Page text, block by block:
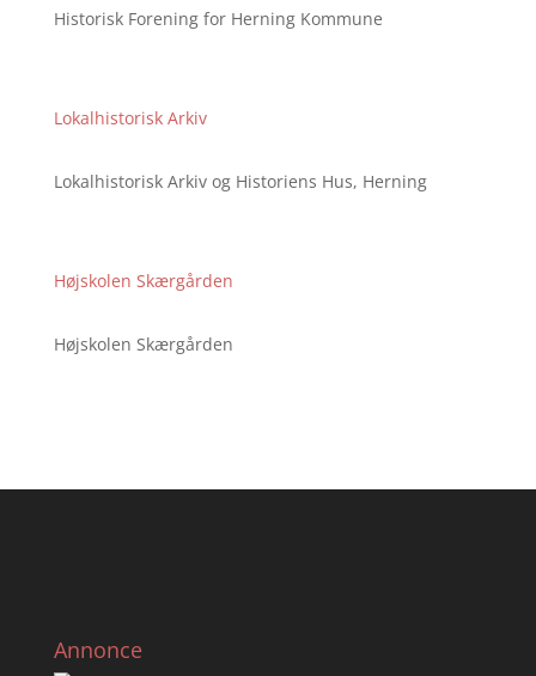
Historisk Forening for Herning Kommune
Lokalhistorisk Arkiv
Lokalhistorisk Arkiv og Historiens Hus, Herning
Højskolen Skærgården
Højskolen Skærgården
Annonce